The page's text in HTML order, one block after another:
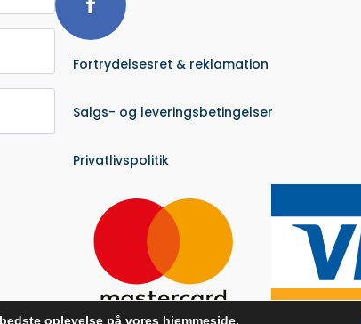
Fortrydelsesret & reklamation
Salgs- og leveringsbetingelser
Privatlivspolitik
oplevelse på vores hjemmeside.